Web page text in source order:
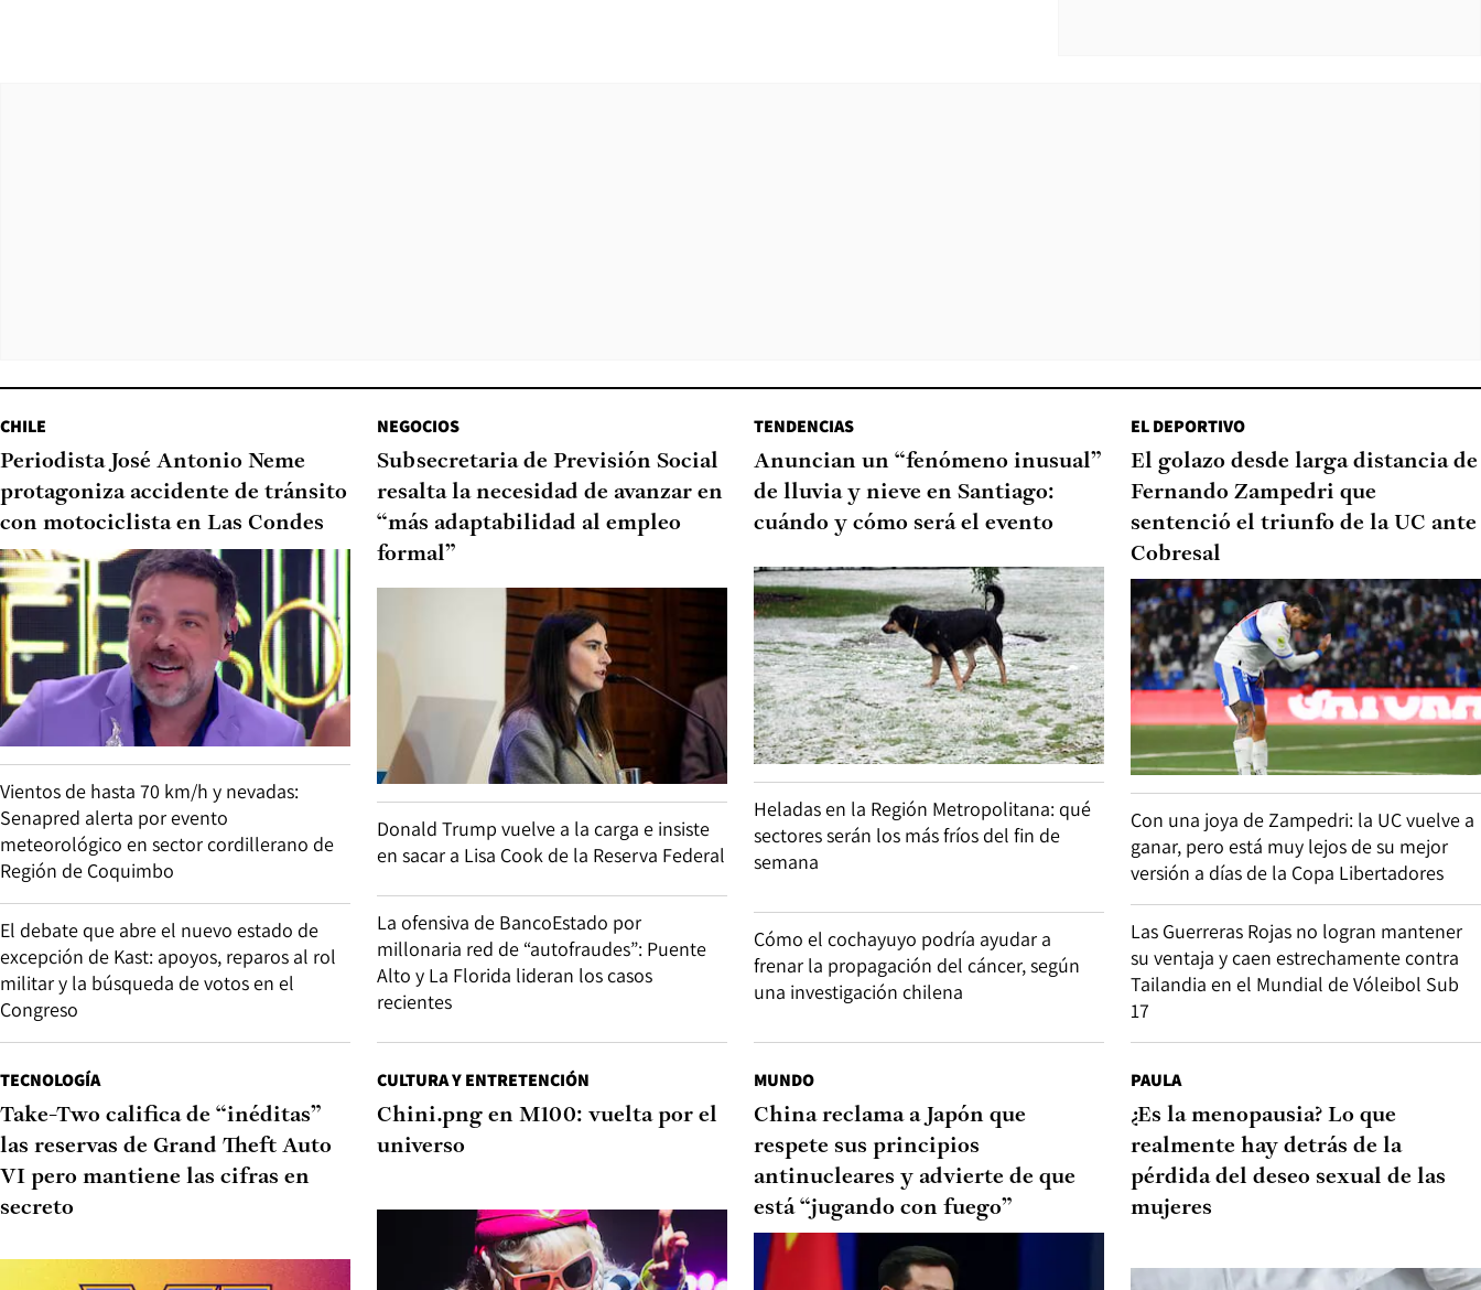
CHILE
Periodista José Antonio Neme
protagoniza accidente de tránsito
con motociclista en Las Condes
Vientos de hasta 70 km/h y nevadas:
Senapred alerta por evento
meteorológico en sector cordillerano de
Región de Coquimbo
El debate que abre el nuevo estado de
excepción de Kast: apoyos, reparos al rol
militar y la búsqueda de votos en el
Congreso
NEGOCIOS
Subsecretaria de Previsión Social
resalta la necesidad de avanzar en
“más adaptabilidad al empleo
formal”
Donald Trump vuelve a la carga e insiste
en sacar a Lisa Cook de la Reserva Federal
La ofensiva de BancoEstado por
millonaria red de “autofraudes”: Puente
Alto y La Florida lideran los casos
recientes
TENDENCIAS
Anuncian un “fenómeno inusual”
de lluvia y nieve en Santiago:
cuándo y cómo será el evento
Heladas en la Región Metropolitana: qué
sectores serán los más fríos del fin de
semana
Cómo el cochayuyo podría ayudar a
frenar la propagación del cáncer, según
una investigación chilena
EL DEPORTIVO
El golazo desde larga distancia de
Fernando Zampedri que
sentenció el triunfo de la UC ante
Cobresal
Con una joya de Zampedri: la UC vuelve a
ganar, pero está muy lejos de su mejor
versión a días de la Copa Libertadores
Las Guerreras Rojas no logran mantener
su ventaja y caen estrechamente contra
Tailandia en el Mundial de Vóleibol Sub
17
TECNOLOGÍA
Take-Two califica de “inéditas”
las reservas de Grand Theft Auto
VI pero mantiene las cifras en
secreto
CULTURA Y ENTRETENCIÓN
Chini.png en M100: vuelta por el
universo
MUNDO
China reclama a Japón que
respete sus principios
antinucleares y advierte de que
está “jugando con fuego”
PAULA
¿Es la menopausia? Lo que
realmente hay detrás de la
pérdida del deseo sexual de las
mujeres